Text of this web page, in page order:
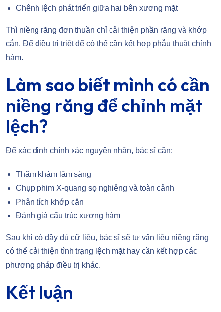
Chênh lệch phát triển giữa hai bên xương mặt
Thì niềng răng đơn thuần chỉ cải thiện phần răng và khớp
cắn. Để điều trị triệt để có thể cần kết hợp phẫu thuật chỉnh
hàm.
Làm sao biết mình có cần
niềng răng để chỉnh mặt
lệch?
Để xác định chính xác nguyên nhân, bác sĩ cần:
Thăm khám lâm sàng
Chụp phim X-quang sọ nghiêng và toàn cảnh
Phân tích khớp cắn
Đánh giá cấu trúc xương hàm
Sau khi có đầy đủ dữ liệu, bác sĩ sẽ tư vấn liệu niềng răng
có thể cải thiện tình trạng lệch mặt hay cần kết hợp các
phương pháp điều trị khác.
Kết luận